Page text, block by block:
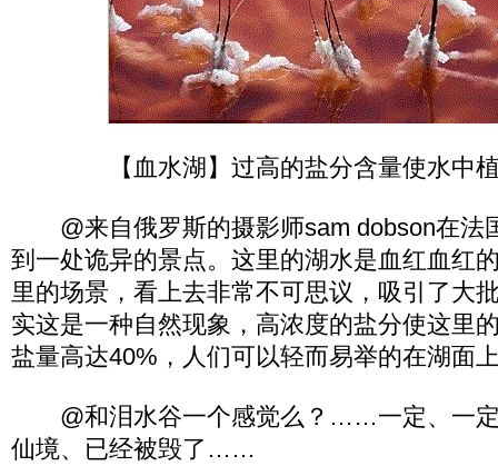
【血水湖】过高的盐分含量使水中
@来自俄罗斯的摄影师sam dobson在法
到一处诡异的景点。这里的湖水是血红血红
里的场景，看上去非常不可思议，吸引了大
实这是一种自然现象，高浓度的盐分使这里
盐量高达40%，人们可以轻而易举的在湖面
@和泪水谷一个感觉么？……一定、一
仙境、已经被毁了……